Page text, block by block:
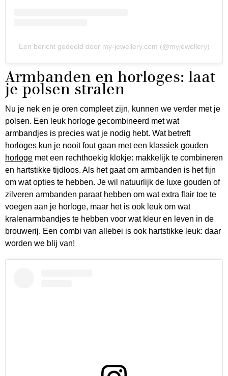
Een bericht gedeeld door my-jewellery.com (@myjewellery)
Armbanden en horloges: laat
je polsen stralen
Nu je nek en je oren compleet zijn, kunnen we verder met je
polsen. Een leuk horloge gecombineerd met wat
armbandjes is precies wat je nodig hebt. Wat betreft
horloges kun je nooit fout gaan met een klassiek gouden
horloge met een rechthoekig klokje: makkelijk te combineren
en hartstikke tijdloos. Als het gaat om armbanden is het fijn
om wat opties te hebben. Je wil natuurlijk de luxe gouden of
zilveren armbanden paraat hebben om wat extra flair toe te
voegen aan je horloge, maar het is ook leuk om wat
kralenarmbandjes te hebben voor wat kleur en leven in de
brouwerij. Een combi van allebei is ook hartstikke leuk: daar
worden we blij van!